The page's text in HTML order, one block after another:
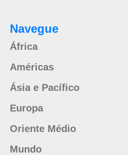
Navegue
África
Américas
Ásia e Pacífico
Europa
Oriente Médio
Mundo